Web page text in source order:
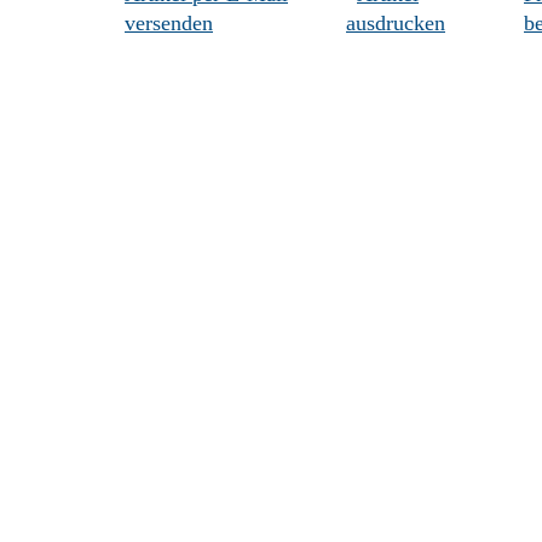
versenden
ausdrucken